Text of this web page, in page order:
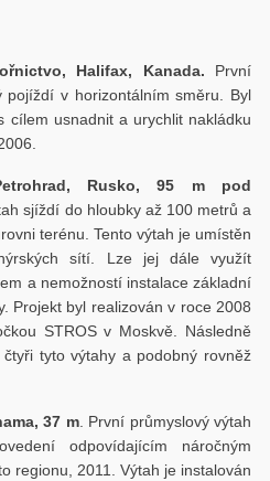
Halifax, Kanada. První
pojíždí v horizontálním směru. Byl
cílem usnadnit a urychlit nakládku
Rusko, 95 m pod
sjíždí do hloubky až 100 metrů a
terénu. Tento výtah je umístěn
sítí. Lze jej dále využít
a nemožností instalace základní
Projekt byl realizován v roce 2008
STROS v Moskvě. Následně
tyto výtahy a podobný rovněž
37 m. První průmyslový výtah
odpovídajícím náročným
regionu, 2011. Výtah je instalován